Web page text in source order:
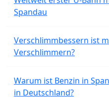
Spandau
Verschlimmbessern ist
Verschlimmern?
Warum ist Benzin in
in Deutschland?